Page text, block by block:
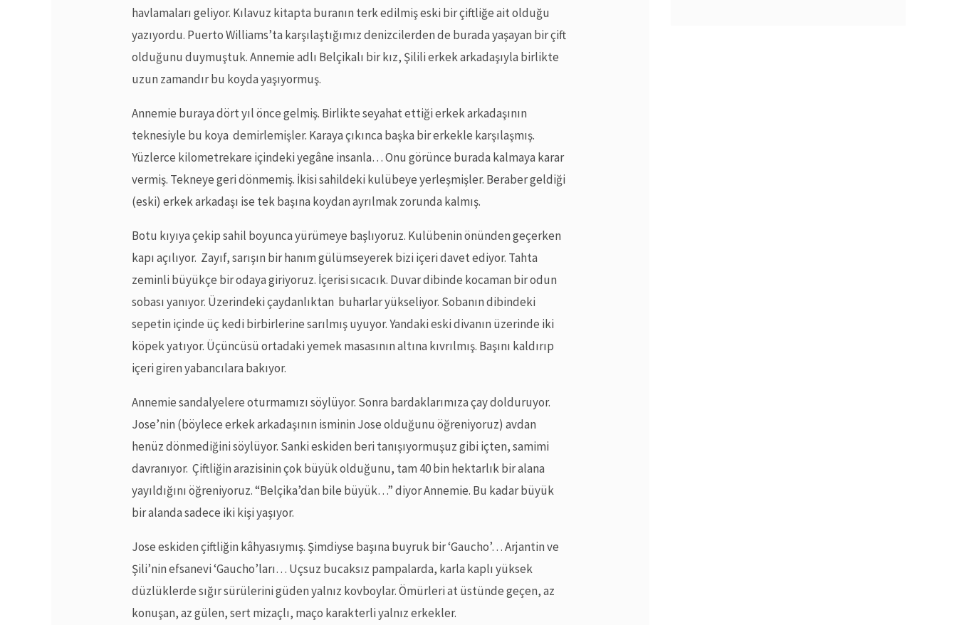
havlamaları geliyor. Kılavuz kitapta buranın terk edilmiş eski bir çiftliğe ait olduğu
yazıyordu. Puerto Williams’ta karşılaştığımız denizcilerden de burada yaşayan bir çift
olduğunu duymuştuk. Annemie adlı Belçikalı bir kız, Şilili erkek arkadaşıyla birlikte
uzun zamandır bu koyda yaşıyormuş.
Annemie buraya dört yıl önce gelmiş. Birlikte seyahat ettiği erkek arkadaşının
teknesiyle bu koya demirlemişler. Karaya çıkınca başka bir erkekle karşılaşmış.
Yüzlerce kilometrekare içindeki yegâne insanla… Onu görünce burada kalmaya karar
vermiş. Tekneye geri dönmemiş. İkisi sahildeki kulübeye yerleşmişler. Beraber geldiği
(eski) erkek arkadaşı ise tek başına koydan ayrılmak zorunda kalmış.
Botu kıyıya çekip sahil boyunca yürümeye başlıyoruz. Kulübenin önünden geçerken
kapı açılıyor. Zayıf, sarışın bir hanım gülümseyerek bizi içeri davet ediyor. Tahta
zeminli büyükçe bir odaya giriyoruz. İçerisi sıcacık. Duvar dibinde kocaman bir odun
sobası yanıyor. Üzerindeki çaydanlıktan buharlar yükseliyor. Sobanın dibindeki
sepetin içinde üç kedi birbirlerine sarılmış uyuyor. Yandaki eski divanın üzerinde iki
köpek yatıyor. Üçüncüsü ortadaki yemek masasının altına kıvrılmış. Başını kaldırıp
içeri giren yabancılara bakıyor.
Annemie sandalyelere oturmamızı söylüyor. Sonra bardaklarımıza çay dolduruyor.
Jose’nin (böylece erkek arkadaşının isminin Jose olduğunu öğreniyoruz) avdan
henüz dönmediğini söylüyor. Sanki eskiden beri tanışıyormuşuz gibi içten, samimi
davranıyor. Çiftliğin arazisinin çok büyük olduğunu, tam 40 bin hektarlık bir alana
yayıldığını öğreniyoruz. “Belçika’dan bile büyük…” diyor Annemie. Bu kadar büyük
bir alanda sadece iki kişi yaşıyor.
Jose eskiden çiftliğin kâhyasıymış. Şimdiyse başına buyruk bir ‘Gaucho’… Arjantin ve
Şili’nin efsanevi ‘Gaucho’ları… Uçsuz bucaksız pampalarda, karla kaplı yüksek
düzlüklerde sığır sürülerini güden yalnız kovboylar. Ömürleri at üstünde geçen, az
konuşan, az gülen, sert mizaçlı, maço karakterli yalnız erkekler.